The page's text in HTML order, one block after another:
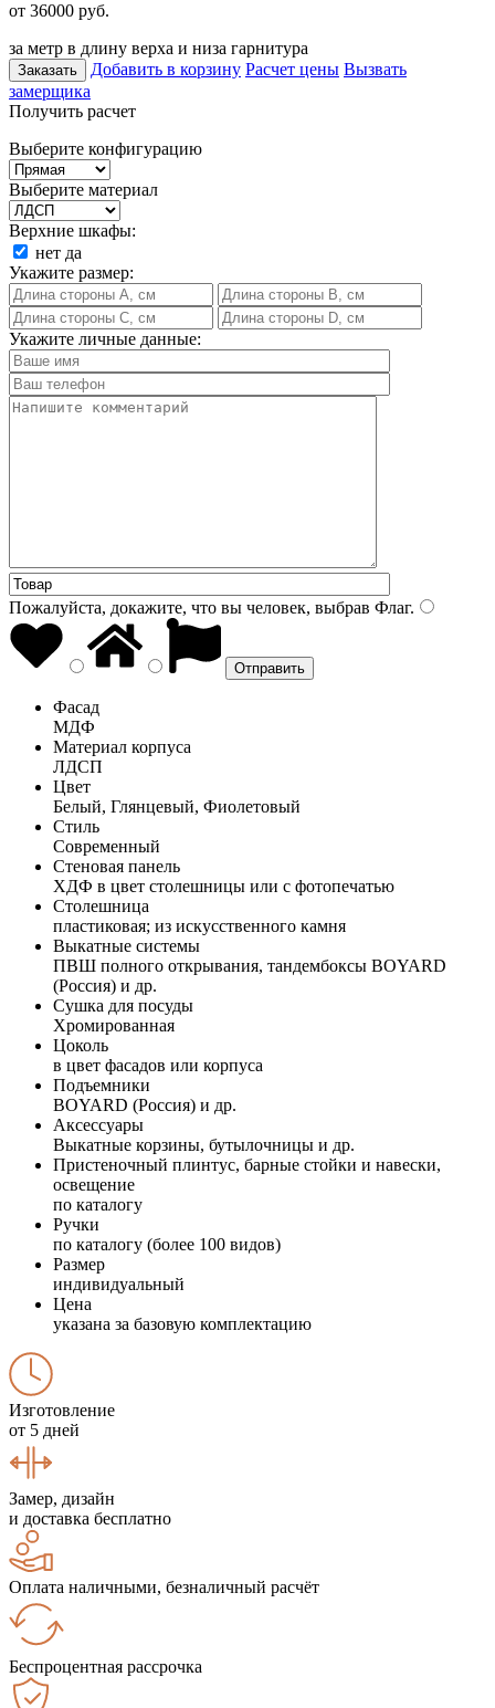
от 36000 руб.
за метр в длину верха и низа гарнитура
Заказать Добавить в корзину Расчет цены Вызвать
замерщика
Получить расчет
Выберите конфигурацию
Выберите материал
Верхние шкафы:
нет да
Укажите размер:
Укажите личные данные:
Пожалуйста, докажите, что вы человек, выбрав Флаг.
Фасад
МДФ
Материал корпуса
ЛДСП
Цвет
Белый, Глянцевый, Фиолетовый
Стиль
Современный
Стеновая панель
ХДФ в цвет столешницы или с фотопечатью
Столешница
пластиковая; из искусственного камня
Выкатные системы
ПВШ полного открывания, тандембоксы BOYARD
(Россия) и др.
Сушка для посуды
Хромированная
Цоколь
в цвет фасадов или корпуса
Подъемники
BOYARD (Россия) и др.
Аксессуары
Выкатные корзины, бутылочницы и др.
Пристеночный плинтус, барные стойки и навески,
освещение
по каталогу
Ручки
по каталогу (более 100 видов)
Размер
индивидуальный
Цена
указана за базовую комплектацию
Изготовление
от 5 дней
Замер, дизайн
и доставка бесплатно
Оплата наличными, безналичный расчёт
Беспроцентная рассрочка